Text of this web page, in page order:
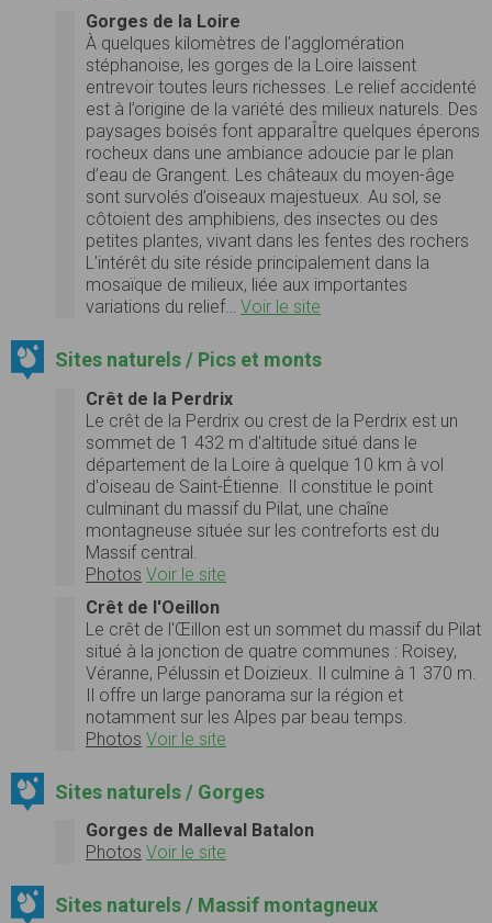
Gorges de la Loire
À quelques kilomètres de l’agglomération
stéphanoise, les gorges de la Loire laissent
entrevoir toutes leurs richesses. Le relief accidenté
est à l’origine de la variété des milieux naturels. Des
paysages boisés font apparaÎtre quelques éperons
rocheux dans une ambiance adoucie par le plan
d’eau de Grangent. Les châteaux du moyen-âge
sont survolés d’oiseaux majestueux. Au sol, se
côtoient des amphibiens, des insectes ou des
petites plantes, vivant dans les fentes des rochers
L’intérêt du site réside principalement dans la
mosaïque de milieux, liée aux importantes
variations du relief… Voir le site
Sites naturels / Pics et monts
Crêt de la Perdrix
Le crêt de la Perdrix ou crest de la Perdrix est un
sommet de 1 432 m d'altitude situé dans le
département de la Loire à quelque 10 km à vol
d'oiseau de Saint-Étienne. Il constitue le point
culminant du massif du Pilat, une chaîne
montagneuse située sur les contreforts est du
Massif central.
Photos Voir le site
Crêt de l'Oeillon
Le crêt de l'Œillon est un sommet du massif du Pilat
situé à la jonction de quatre communes : Roisey,
Véranne, Pélussin et Doizieux. Il culmine à 1 370 m.
Il offre un large panorama sur la région et
notamment sur les Alpes par beau temps.
Photos Voir le site
Sites naturels / Gorges
Gorges de Malleval Batalon
Photos Voir le site
Sites naturels / Massif montagneux